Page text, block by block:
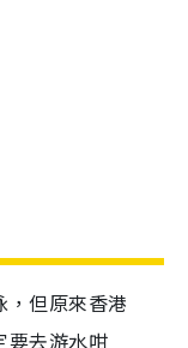
，但原來香港
要去游水咁